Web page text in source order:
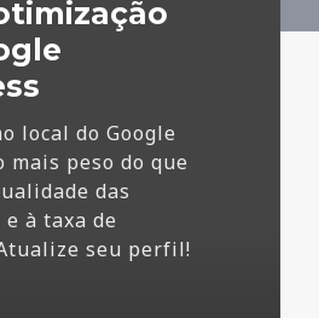
local do Google
mais peso do que
das
à taxa de
seu perfil!